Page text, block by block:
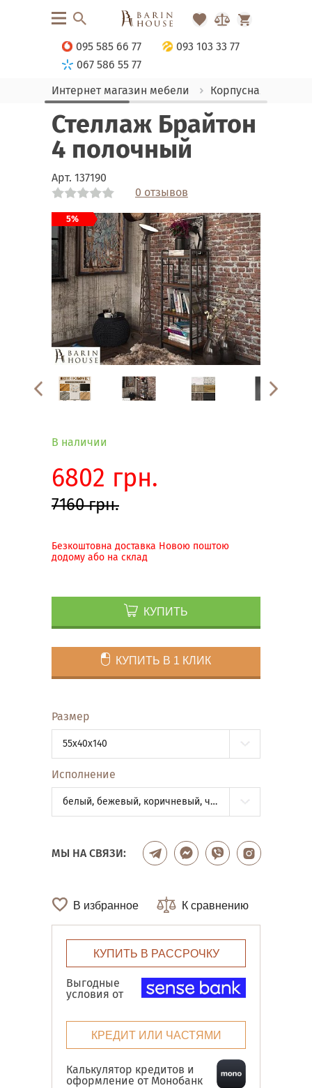
095 585 66 77
093 103 33 77
067 586 55 77
Интернет магазин мебели
Корпусная мебель
Стеллаж Брайтон
4 полочный
Арт. 137190
0 отзывов
5%
Link
Link
Link
Link
Link
В наличии
6802 грн.
7160 грн.
Безкоштовна доставка Новою поштою
додому або на склад
КУПИТЬ
КУПИТЬ В 1 КЛИК
Размер
55x40x140
Исполнение
белый, бежевый, коричневый, черный бархат, черный(глянец)
МЫ НА СВЯЗИ:
В избранное К сравнению
КУПИТЬ В РАССРОЧКУ
Выгодные
условия от
КРЕДИТ ИЛИ ЧАСТЯМИ
Калькулятор кредитов и
оформление от Монобанк